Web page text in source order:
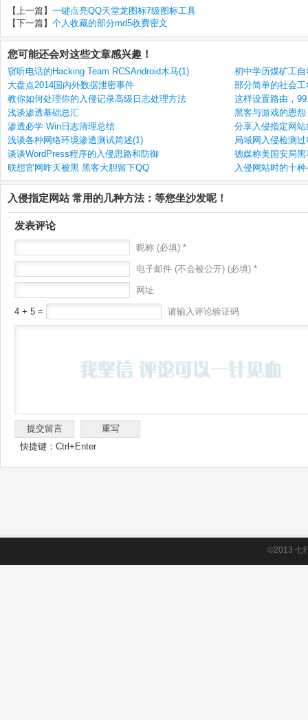
【上一篇】 一键点亮QQ天堂龙图标7级图标工具
【下一篇】 个人收藏的部分md5收费密文
您可能还会对这些文章感兴趣！
窃听电话的Hacking Team RCSAndroid木马(1)
初中学历煤矿工自
大盘点2014国内外数据泄密事件
部分简单的社会
教你如何处理你的入侵记录高级日志处理方法
这样设置路由，
浅谈渗透基础总汇
黑客与游戏的恩
渗透必学 Win日志清理总结
分享入侵指定网
浅谈各种网络环境渗透测试简述(1)
局域网入侵检测
谈谈WordPress程序的入侵思路和防御
德媒称美国安局
联想官网昨天被黑 黑客大胆留下QQ
入侵网站时的十
入侵指定网站 常用的几种方法：等您坐沙发呢！
发表评论
昵称 (必填) *
电子邮件 (不会被公开) (必填) *
网址
4 + 5 = 请输入评论验证码
快捷键：Ctrl+Enter
©2013 七